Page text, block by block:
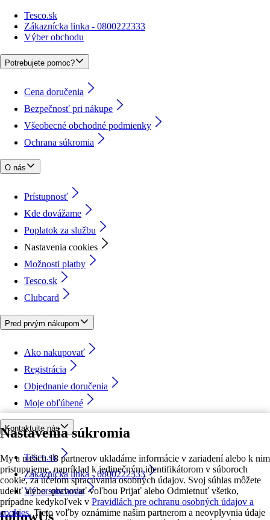
Nastavenia súkromia
My a našich 18 partnerov ukladáme informácie v zariadení alebo k nim
pristupujeme, napríklad k jedinečným identifikátorom v súboroch
cookie, za účelom spracúvania osobných údajov. Svoj súhlas môžete
udeliť alebo spravovať voľbou Prijať alebo Odmietnuť všetko,
prípadne kedykoľvek v Pravidlách pre ochranu osobných údajov a
cookies. Tieto voľby oznámime našim partnerom a neovplyvnia údaje
Tesco.sk
Zákaznícka linka - 0800222333
Výber obchodu
Potrebujete pomoc?
Cena doručenia
Bezpečnosť pri nákupe
Všeobecné obchodné podmienky
Ochrana súkromia
O nás
Prístupnosť
Kde dovážame
Poplatok za službu
Nastavenia cookies
Možnosti platby
Tesco.sk
Clubcard
Pred prvým nákupom
Ako nakupovať
Registrácia
Objednanie doručenia
Moje obľúbené
Kontaktujte nás
Tesco.sk
Zákaznícka linka - 0800222333
Výber obchodu
followUs